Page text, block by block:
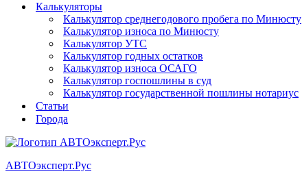
Калькуляторы
Калькулятор среднегодового пробега по Минюсту
Калькулятор износа по Минюсту
Калькулятор УТС
Калькулятор годных остатков
Калькулятор износа ОСАГО
Калькулятор госпошлины в суд
Калькулятор государственной пошлины нотариус
Статьи
Города
АВТОэксперт.Рус